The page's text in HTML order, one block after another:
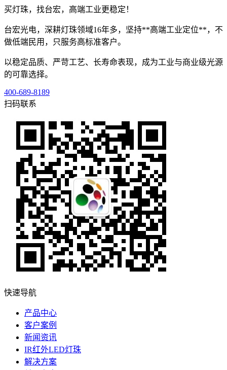
买灯珠，找台宏，高端工业更稳定！
台宏光电，深耕灯珠领域16年多，坚持**高端工业定位**，不
做低端民用，只服务高标准客户。
以稳定品质、严苛工艺、长寿命表现，成为工业与商业级光源
的可靠选择。
400-689-8189
扫码联系
快速导航
产品中心
客户案例
新闻资讯
IR红外LED灯珠
解决方案